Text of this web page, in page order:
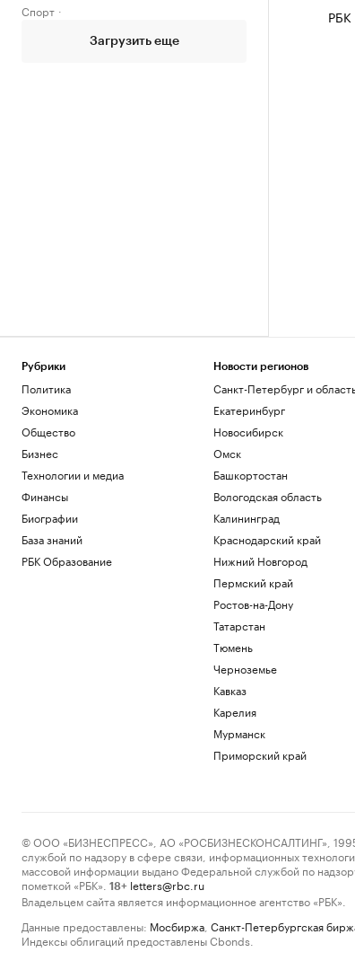
Спорт
Загрузить еще
Рубрики
Политика
Экономика
Общество
Бизнес
Технологии и медиа
Финансы
Биографии
База знаний
РБК Образование
Новости регионов
Санкт-Петербург и
Екатеринбург
Новосибирск
Омск
Башкортостан
Вологодская область
Калининград
Краснодарский край
Нижний Новгород
Пермский край
Ростов-на-Дону
Татарстан
Тюмень
Черноземье
Кавказ
Карелия
Мурманск
Приморский край
© ООО «БИЗНЕСПРЕСС», АО «РОСБИЗНЕСКОНСАЛТИНГ»,
службой по надзору в сфере связи, информационных
массовой информации выдано Федеральной службой по
пометкой «РБК».
18+ letters@rbc.ru
Владельцем сайта является информационное агентство «РБК».
Данные предоставлены: Мосбиржа Санкт-Петербургская
Индексы облигаций предоставлены Cbonds.